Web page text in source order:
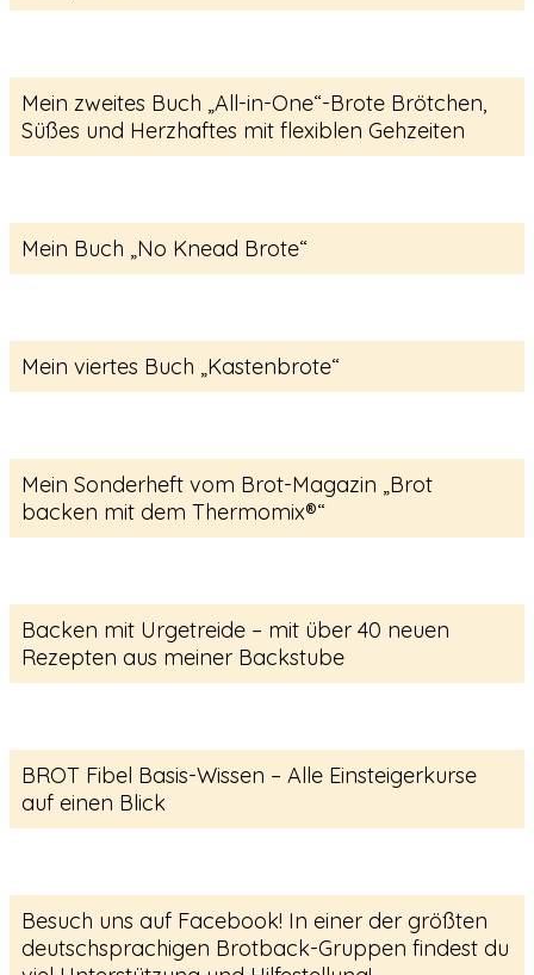
Mein zweites Buch „All-in-One“-Brote Brötchen,
Süßes und Herzhaftes mit flexiblen Gehzeiten
Mein Buch „No Knead Brote“
Mein viertes Buch „Kastenbrote“
Mein Sonderheft vom Brot-Magazin „Brot
backen mit dem Thermomix®“
Backen mit Urgetreide – mit über 40 neuen
Rezepten aus meiner Backstube
BROT Fibel Basis-Wissen – Alle Einsteigerkurse
auf einen Blick
Besuch uns auf Facebook! In einer der größten
deutschsprachigen Brotback-Gruppen findest du